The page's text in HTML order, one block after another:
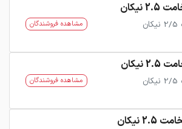
مشاهده فروشندگان
مشاهده فروشندگان